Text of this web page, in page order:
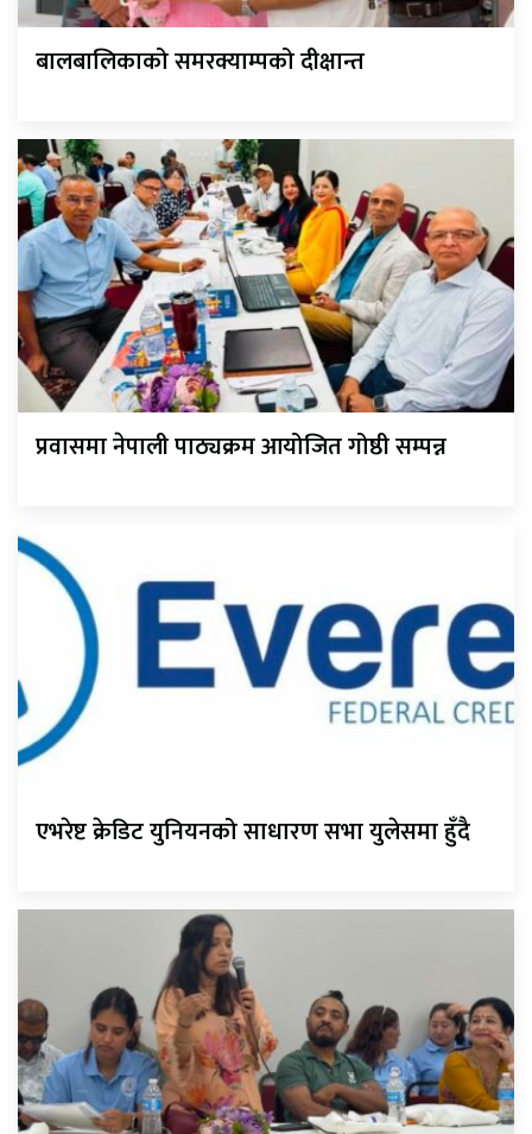
बालबालिकाको समरक्याम्पको दीक्षान्त
प्रवासमा नेपाली पाठ्यक्रम आयोजित गोष्ठी सम्पन्न
एभरेष्ट क्रेडिट युनियनको साधारण सभा युलेसमा हुँदै